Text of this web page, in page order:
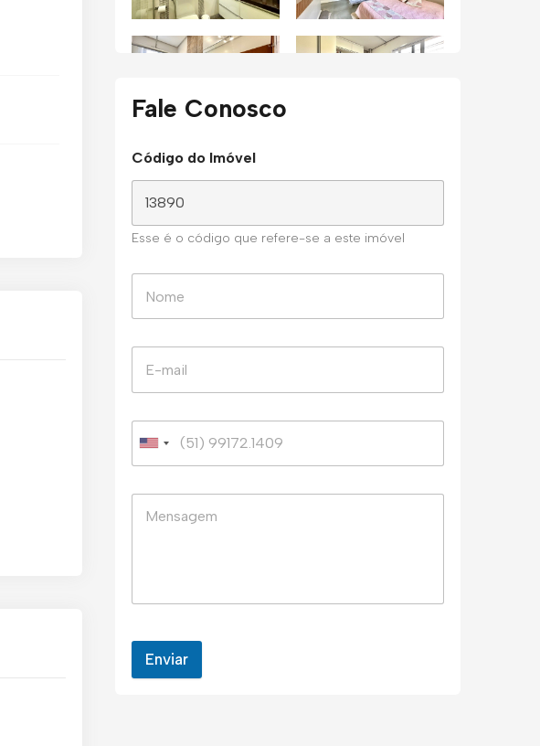
Fale Conosco
Código do Imóvel
Esse é o código que refere-se a este imóvel
Enviar